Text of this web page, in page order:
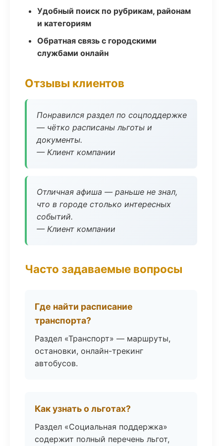
Удобный поиск по рубрикам, районам
и категориям
Обратная связь с городскими
службами онлайн
Отзывы клиентов
Понравился раздел по соцподдержке
— чётко расписаны льготы и
документы.
— Клиент компании
Отличная афиша — раньше не знал,
что в городе столько интересных
событий.
— Клиент компании
Часто задаваемые вопросы
Где найти расписание
транспорта?
Раздел «Транспорт» — маршруты,
остановки, онлайн-трекинг
автобусов.
Как узнать о льготах?
Раздел «Социальная поддержка»
содержит полный перечень льгот,